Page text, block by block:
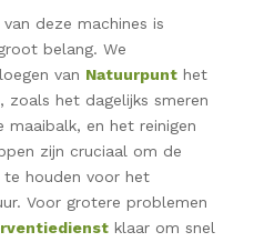
deze machines is
belang. We
van Natuurpunthet
zoals het dagelijks smeren
maaibalk, en het reinigen
zijn cruciaal om de
houden voor het
Voor grotere problemen
klaar om snel